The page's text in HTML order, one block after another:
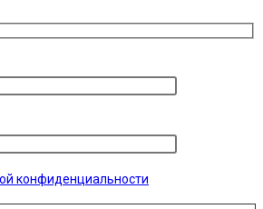
конфиденциальности